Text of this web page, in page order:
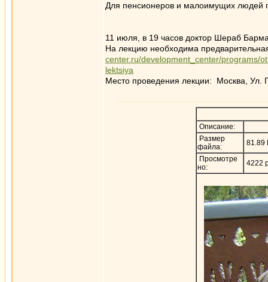
Для пенсионеров и малоимущих людей
11 июля, в 19 часов доктор Шераб
На лекцию необходима
center.ru/development_center/programs/
lektsiya
Место проведения лекции: Москва, Ул.
Описание:
Размер
файла:
81.89
Просмотре
но:
4222